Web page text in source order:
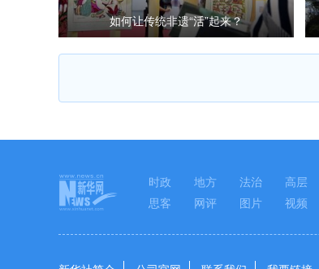
如何让传统非遗“活”起来？
时政 地方 法治 高层
思客
网评 图片 视频